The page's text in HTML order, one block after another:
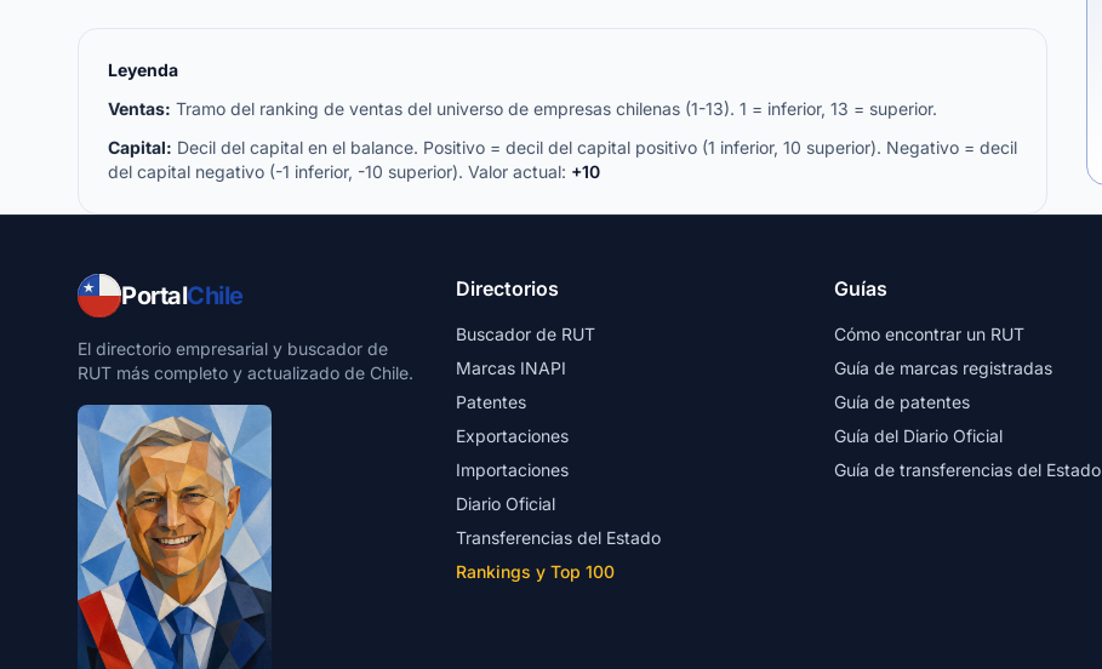
Leyenda
Ventas: Tramo del ranking de ventas del universo de empresas chilenas (1-13). 1 = inferior, 13 = superior.
Capital: Decil del capital en el balance. Positivo = decil del capital positivo (1 inferior, 10 superior). Negativo = decil
del capital negativo (-1 inferior, -10 superior). Valor actual: +10
PortalChile
El directorio empresarial y buscador de
RUT más completo y actualizado de Chile.
Directorios
Buscador de RUT
Marcas INAPI
Patentes
Exportaciones
Importaciones
Diario Oficial
Transferencias del Estado
Rankings y Top 100
Guías
Cómo encontrar un RUT
Guía de marcas registradas
Guía de patentes
Guía del Diario Oficial
Guía de transferencias del Estado